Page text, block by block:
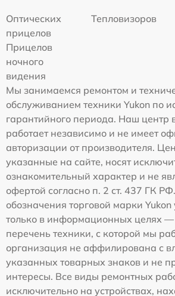
Оптических
прицелов
Тепловизоров
Прицелов
ночного
видения
Мы занимаемся ремонтом и
обслуживанием техники Yukon по
гарантийного периода. Наш центр
работает независимо и не имеет
авторизации от производителя.
указанные на сайте, носят
ознакомительный характер и не
офертой согласно п. 2 ст. 437 ГК
обозначения торговой марки
только в информационных целях —
перечень техники, с которой мы
организация не аффилирована с
указанных товарных знаков и не
интересы. Все виды ремонтных
исключительно на устройствах,